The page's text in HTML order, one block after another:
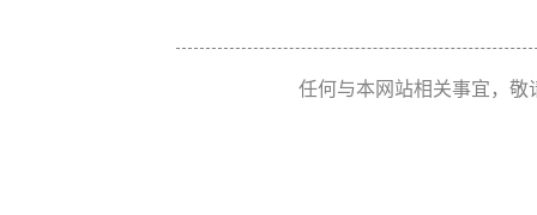
任何与本网站相关事宜，敬